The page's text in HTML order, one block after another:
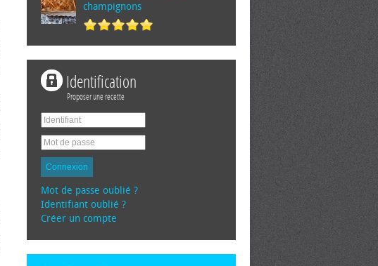
champignons
Identification
Proposer une recette
Connexion
Mot de passe oublié ?
Identifiant oublié ?
Créer un compte